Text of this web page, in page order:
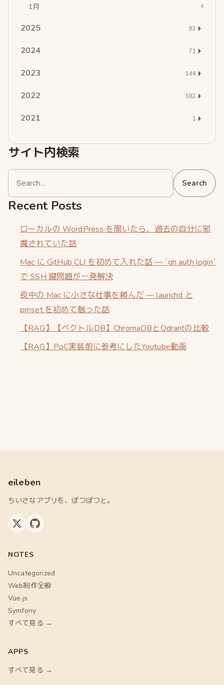
1月 4
2025 93
2024 71
2023 144
2022 182
2021 1
サイト内検索
Search
Search
Recent Posts
ローカルの WordPress を開いたら、過去の自分に邪
魔されていた話
Mac に GitHub CLI を初めて入れた話 — `gh auth login`
で SSH 鍵問題が一発解決
夜中の Mac に小さな仕事を頼んだ — launchd と
pmset を初めて触った話
【RAG】【ベクトルDB】ChromaDBとQdrantの比較
【RAG】PoC実装前に参考にしたYoutube動画
eileben
ちいさなアプリを、ぽつぽつと。
NOTES
Uncategorized
Web制作全般
Vue.js
Symfony
すべて見る →
APPS
すべて見る →